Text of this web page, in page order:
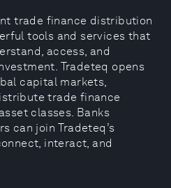
trade finance distribution
tools and services that
access, and
Tradeteq opens
capital markets,
trade finance
classes. Banks
can join Tradeteq’s
interact, and